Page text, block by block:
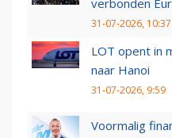
verbonden
31-07-2026, 10:37
LOT opent in
naar Hanoi
31-07-2026, 9:59
Voormalig